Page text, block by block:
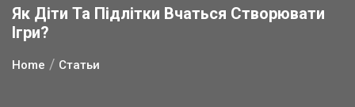
Як Діти Та Підлітки Вчаться Створювати
Ігри?
Home Статьи